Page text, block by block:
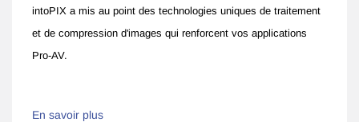
intoPIX a mis au point des technologies uniques de traitement
et de compression d'images qui renforcent vos applications
Pro-AV.
En savoir plus